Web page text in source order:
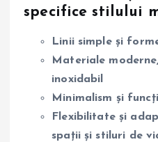
specifice stilului
Linii simple și
Materiale
inoxidabil
Minimalism și
Flexibilitate și
spații și stiluri de